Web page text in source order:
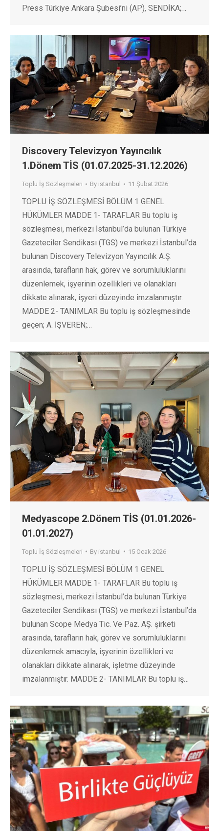
Press Türkiye Ankara Şubesi’ni (AP), SENDİKA;…
Discovery Televizyon Yayıncılık
1.Dönem TİS (01.07.2025-31.12.2026)
Toplu İş Sözleşmeleri By istanbul 11 Şubat 2026
TOPLU İŞ SÖZLEŞMESİ BÖLÜM 1 GENEL
HÜKÜMLER MADDE 1- TARAFLAR Bu toplu iş
sözleşmesi, merkezi İstanbul’da bulunan Türkiye
Gazeteciler Sendikası (TGS) ve merkezi İstanbul’da
bulunan Discovery Televizyon Yayıncılık A.Ş.
arasında, tarafların hak, görev ve sorumluluklarını
düzenlemek, işyerinin özellikleri ve olanakları
dikkate alınarak, işyeri düzeyinde imzalanmıştır.
MADDE 2- TANIMLAR Bu toplu iş sözleşmesinde
geçen; A. İŞVEREN;…
Medyascope 2.Dönem TİS (01.01.2026-
01.01.2027)
Toplu İş Sözleşmeleri By istanbul 15 Ocak 2026
TOPLU İŞ SÖZLEŞMESİ BÖLÜM 1 GENEL
HÜKÜMLER MADDE 1- TARAFLAR Bu toplu iş
sözleşmesi, merkezi İstanbul’da bulunan Türkiye
Gazeteciler Sendikası (TGS) ve merkezi İstanbul’da
bulunan Scope Medya Tic. Ve Paz. AŞ. şirketi
arasında, tarafların hak, görev ve sorumluluklarını
düzenlemek amacıyla, işyerinin özellikleri ve
olanakları dikkate alınarak, işletme düzeyinde
imzalanmıştır. MADDE 2- TANIMLAR Bu toplu iş…